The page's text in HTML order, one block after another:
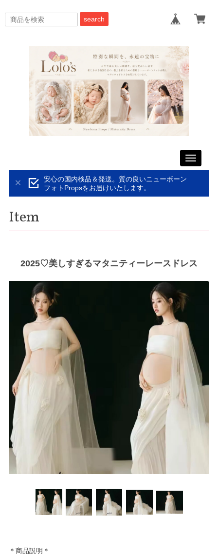
search
Toggle
安心の国内検品＆発送。質の良いニューボーン
フォトPropsをお届けいたします。
Item
2025♡美しすぎるマタニティーレースドレス
＊商品説明＊